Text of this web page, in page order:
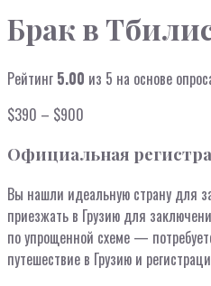
Брак в
Рейтинг 5.00 из 5 на основе
$390 – $900
$390
$900
Официальная
Вы нашли идеальную страну для
приезжать в Грузию для
по упрощенной схеме —
путешествие в Грузию и